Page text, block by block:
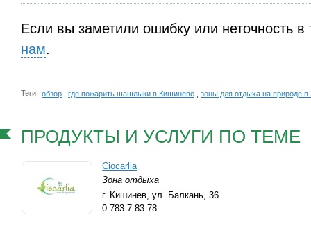
Если вы заметили ошибку или неточность в
нам.
Теги: обзор где пожарить шашлыки в Кишиневе зоны для отдыха на природе
ПРОДУКТЫ И УСЛУГИ ПО ТЕМЕ
Ciocarlia
Зона отдыха
г. Кишинев, ул. Балкань, 36
0 783 7-83-78